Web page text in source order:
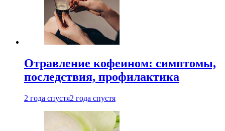
Отравление кофеином: симптомы,
последствия, профилактика
2 года спустя2 года спустя